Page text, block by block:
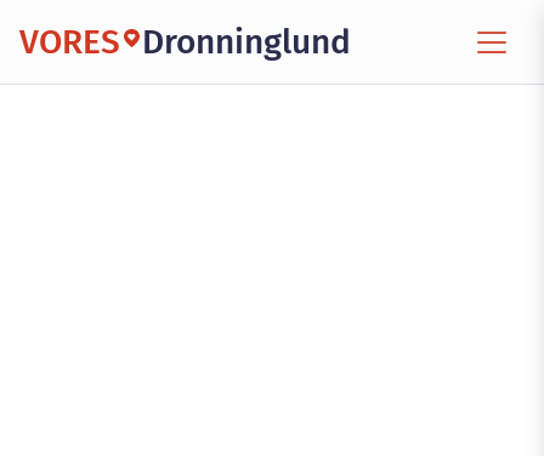
VORES Dronninglund